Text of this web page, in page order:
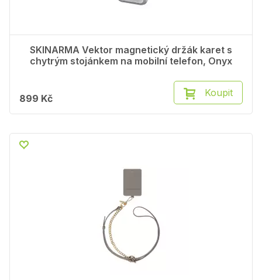
SKINARMA Vektor magnetický držák karet s
chytrým stojánkem na mobilní telefon, Onyx
899 Kč Koupit